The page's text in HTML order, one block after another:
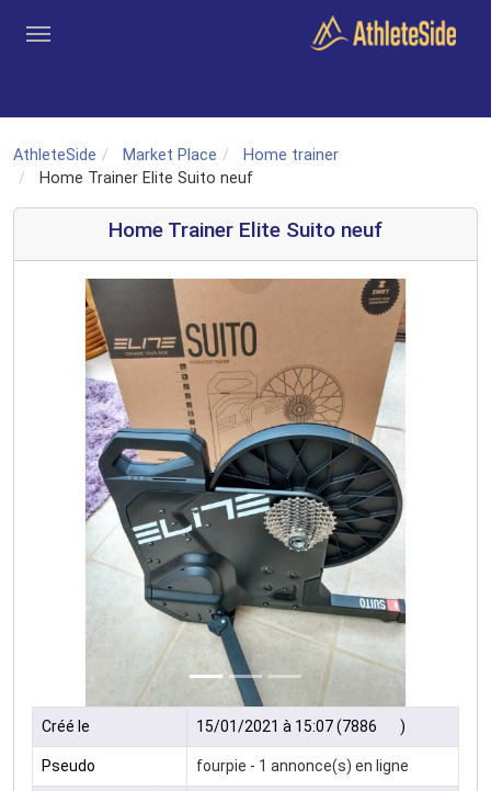
AthleteSide Market Place
Home trainer
Home Trainer Elite Suito neuf
Home Trainer Elite Suito neuf
Précédent
Créé le 15/01/2021 à 15:07 (7886 )
Pseudo fourpie - 1 annonce(s) en ligne